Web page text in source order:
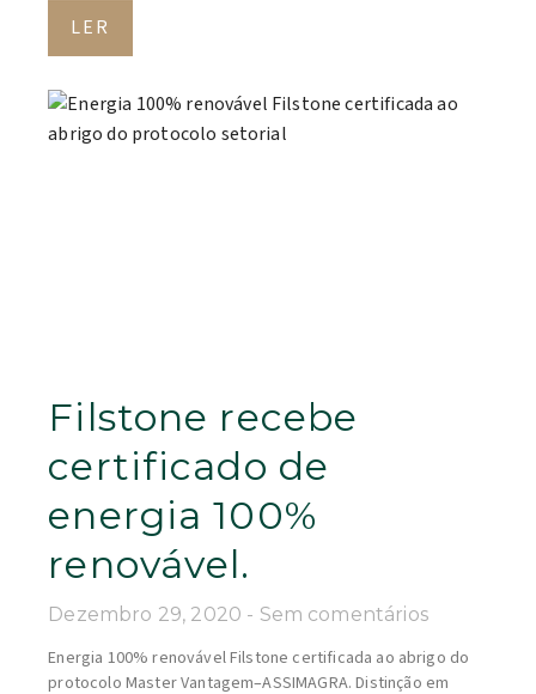
LER
Filstone recebe
certificado de
energia 100%
renovável.
Dezembro 29, 2020 Sem comentários
Energia 100% renovável Filstone certificada ao abrigo do
protocolo Master Vantagem–ASSIMAGRA. Distinção em